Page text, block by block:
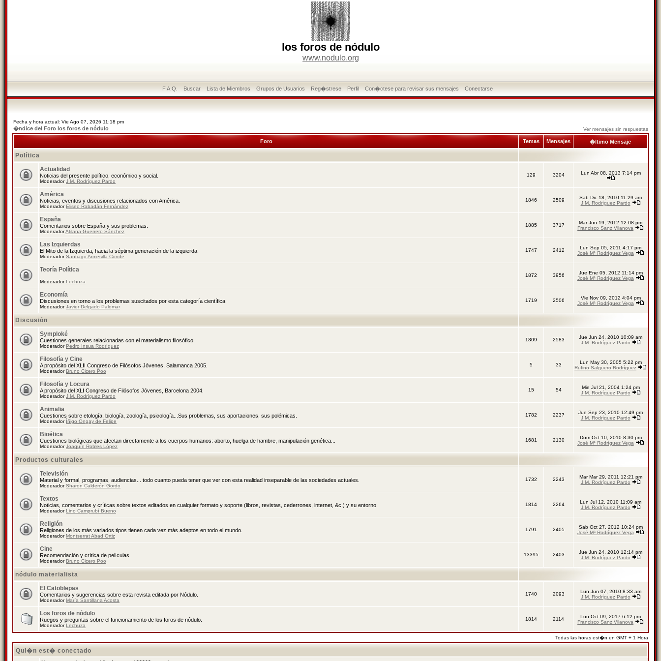
los foros de nódulo
www.nodulo.org
F.A.Q. Buscar Lista de Miembros Grupos de Usuarios Reg�strese Perfil Con�ctese para revisar sus mensajes Conectarse
Fecha y hora actual: Vie Ago 07, 2026 11:18 pm
�ndice del Foro los foros de nódulo Ver mensajes sin respuestas
Foro Temas Mensajes �ltimo Mensaje
Política
Actualidad
Noticias del presente político, económico y social.
ModeradorJ.M. Rodríguez Pardo
129 3204 Lun Abr 08, 2013 7:14 pm
América
Noticias, eventos y discusiones relacionados con América.
ModeradorEliseo Rabadán Fernández
1846 2509
Sab Dic 18, 2010 11:29 am
J.M. Rodríguez Pardo
España
Comentarios sobre España y sus problemas.
ModeradorAtilana Guerrero Sánchez
1885 3717
Mar Jun 19, 2012 12:08 pm
Francisco Sanz Vilanova
Las Izquierdas
El Mito de la Izquierda, hacia la séptima generación de la izquierda.
ModeradorSantiago Armesilla Conde
1747 2412
Lun Sep 05, 2011 4:17 pm
José Mª Rodríguez Vega
Teoría Política
ModeradorLechuza
1872 3956
Jue Ene 05, 2012 11:14 pm
José Mª Rodríguez Vega
Economía
Discusiones en torno a los problemas suscitados por esta categoría científica
ModeradorJavier Delgado Palomar
1719 2506
Vie Nov 09, 2012 4:04 pm
José Mª Rodríguez Vega
Discusión
Symploké
Cuestiones generales relacionadas con el materialismo filosófico.
ModeradorPedro Insua Rodríguez
1809 2583
Jue Jun 24, 2010 10:09 am
J.M. Rodríguez Pardo
Filosofía y Cine
A propósito del XLII Congreso de Filósofos Jóvenes, Salamanca 2005.
ModeradorBruno Cicero Poo
5 33
Lun May 30, 2005 5:22 pm
Rufino Salguero Rodríguez
Filosofía y Locura
A propósito del XLI Congreso de Filósofos Jóvenes, Barcelona 2004.
ModeradorJ.M. Rodríguez Pardo
15 54
Mie Jul 21, 2004 1:24 pm
J.M. Rodríguez Pardo
Animalia
Cuestiones sobre etología, biología, zoología, psicología...Sus problemas, sus aportaciones, sus polémicas.
Moderador Íñigo Ongay de Felipe
1782 2237
Jue Sep 23, 2010 12:49 pm
J.M. Rodríguez Pardo
Bioética
Cuestiones biológicas que afectan directamente a los cuerpos humanos: aborto, huelga de hambre, manipulación genética...
ModeradorJoaquín Robles López
1681 2130
Dom Oct 10, 2010 8:30 pm
José Mª Rodríguez Vega
Productos culturales
Televisión
Material y formal, programas, audiencias... todo cuanto pueda tener que ver con esta realidad inseparable de las sociedades actuales.
ModeradorSharon Calderón Gordo
1732 2243
Mar Mar 29, 2011 12:21 pm
J.M. Rodríguez Pardo
Textos
Noticias, comentarios y críticas sobre textos editados en cualquier formato y soporte (libros, revistas, cederrones, internet, &c.) y su entorno.
ModeradorLino Camprubí Bueno
1814 2264
Lun Jul 12, 2010 11:09 am
J.M. Rodríguez Pardo
Religión
Religiones de los más variados tipos tienen cada vez más adeptos en todo el mundo.
ModeradorMontserrat Abad Ortiz
1791 2405
Sab Oct 27, 2012 10:24 pm
José Mª Rodríguez Vega
Cine
Recomendación y crítica de películas.
ModeradorBruno Cicero Poo
13395 2403
Jue Jun 24, 2010 12:14 pm
J.M. Rodríguez Pardo
nódulo materialista
El Catoblepas
Comentarios y sugerencias sobre esta revista editada por Nódulo.
ModeradorMaría Santillana Acosta
1740 2093
Lun Jun 07, 2010 8:33 am
J.M. Rodríguez Pardo
Los foros de nódulo
Ruegos y preguntas sobre el funcionamiento de los foros de nódulo.
ModeradorLechuza
1814 2114
Lun Oct 09, 2017 6:12 pm
Francisco Sanz Vilanova
Todas las horas est�n en GMT + 1 Hora
Qui�n est� conectado